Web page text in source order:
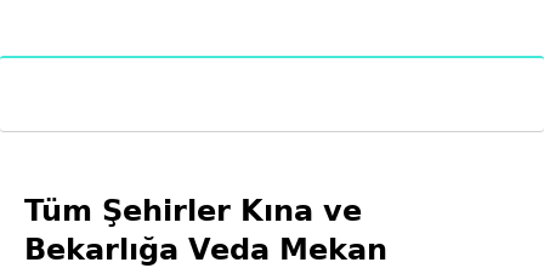
Tüm Şehirler Kına ve
Bekarlığa Veda Mekan